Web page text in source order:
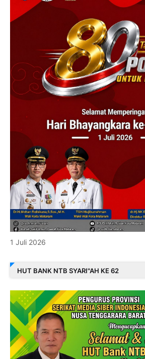
1 Juli 2026
HUT BANK NTB SYARI"AH KE 62